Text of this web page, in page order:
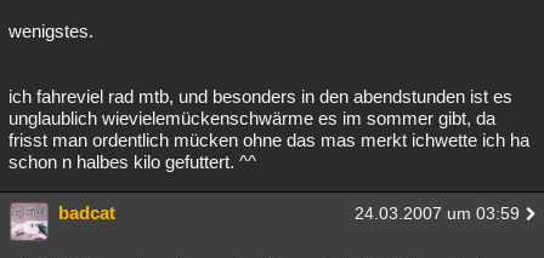
wenigstes.
ich fahreviel rad mtb, und besonders in den abendstunden ist es
unglaublich wievielemückenschwärme es im sommer gibt, da
frisst man ordentlich mücken ohne das mas merkt ichwette ich ha
schon n halbes kilo gefuttert. ^^
badcat 24.03.2007 um 03:59